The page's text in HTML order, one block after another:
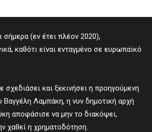
σήμερα (εν έτει πλέον 2020),
καθότι είναι ενταγμένο σε ευρωπαϊκό
σχεδιάσει και ξεκινήσει η προηγούμενη
Βαγγέλη Λαμπάκη, η νυν δημοτική αρχή
αποφάσισε να μην το διακόψει,
χαθεί η χρηματοδότηση.